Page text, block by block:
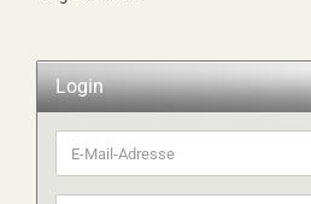
Login
E-
Mail-
Adresse